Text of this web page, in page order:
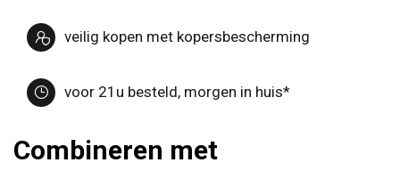
veilig kopen met kopersbescherming
voor 21u besteld, morgen in huis*
Combineren met